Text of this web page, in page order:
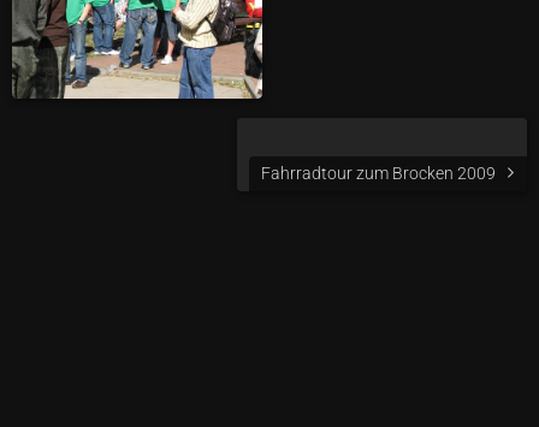
Fahrradtour zum Brocken 2009